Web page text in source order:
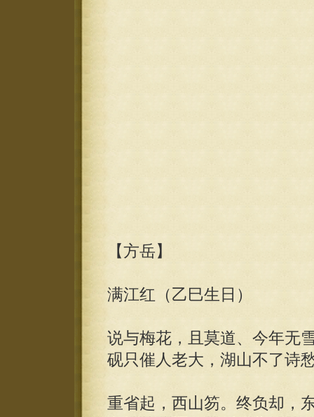
【方岳】
满江红（乙巳生日）
说与梅花，且莫道、今年无
砚只催人老大，湖山不了诗
重省起，西山笏。终负却，